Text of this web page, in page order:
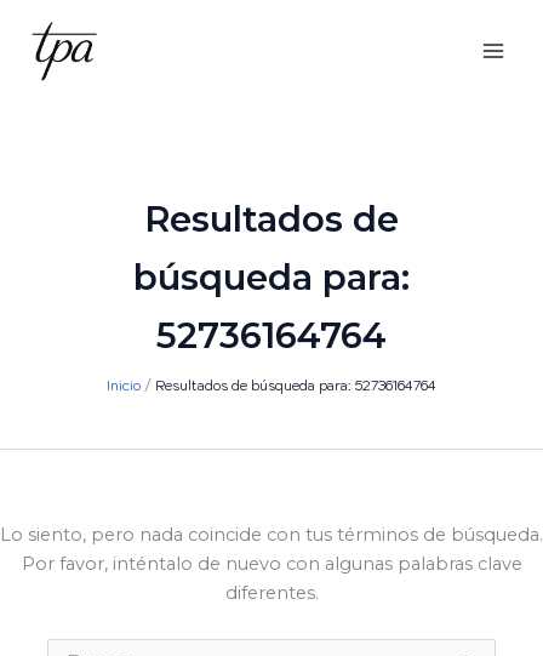
contenido
Resultados de
búsqueda para:
52736164764
Inicio Resultados de búsqueda para: 52736164764
Lo siento, pero nada coincide con tus términos de búsqueda.
Por favor, inténtalo de nuevo con algunas palabras clave
diferentes.